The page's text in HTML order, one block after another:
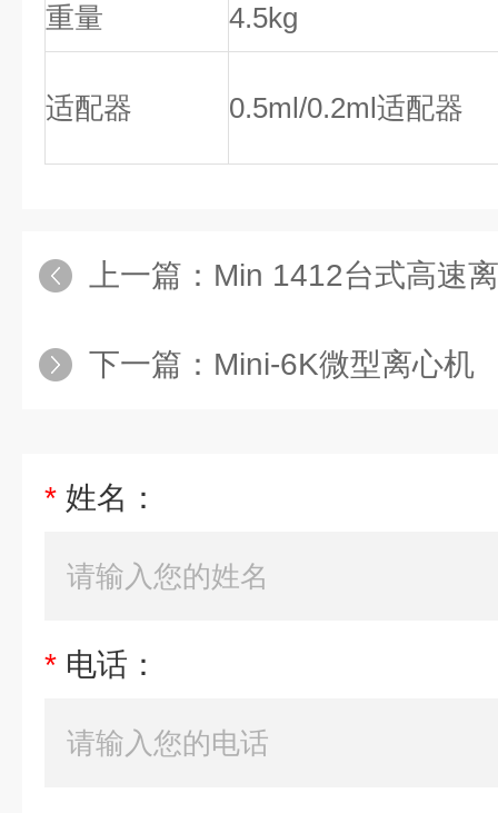
重量 4.5kg
适配器 0.5ml/0.2ml适配器
上一篇： Min 1412台式高速离心机
下一篇： Mini-6K微型离心机
* 姓名：
* 电话：